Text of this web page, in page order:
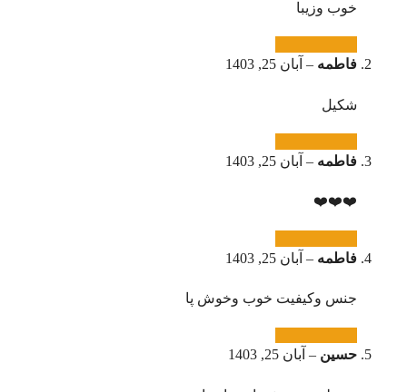
خوب وزیبا
فاطمه – آبان 25, 1403
شکیل
فاطمه – آبان 25, 1403
❤️❤️❤️
فاطمه – آبان 25, 1403
جنس وکیفیت خوب وخوش پا
حسین – آبان 25, 1403